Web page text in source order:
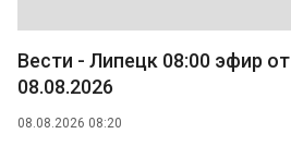
Вести - Липецк 08:00 эфир от
08.08.2026
08.08.2026 08:20